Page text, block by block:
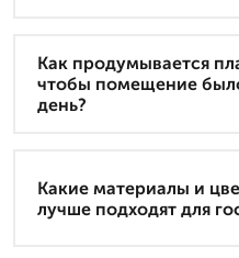
Как продумывается
чтобы помещение
день?
Какие материалы и
лучше подходят для